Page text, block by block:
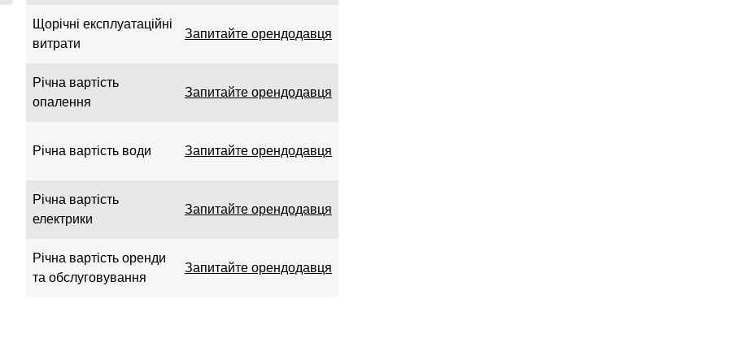
Щорічні експлуатаційні
витрати
Запитайте орендодавця
Річна вартість
опалення
Запитайте орендодавця
Річна вартість води Запитайте орендодавця
Річна вартість
електрики
Запитайте орендодавця
Річна вартість оренди
та обслуговування
Запитайте орендодавця